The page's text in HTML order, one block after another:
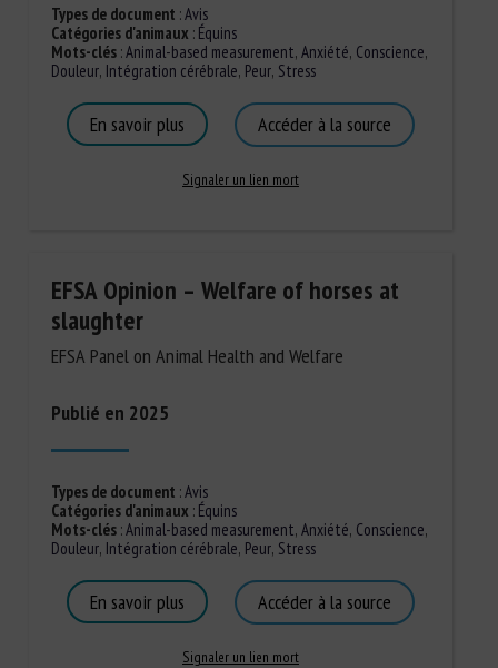
Types de document :Avis
Catégories d'animaux : Équins
Mots-clés:Animal-based measurement, Anxiété, Conscience,
Douleur, Intégration cérébrale, Peur, Stress
En savoir plus Accéder à la source
Signaler un lien mort
EFSA Opinion – Welfare of horses at
slaughter
EFSA Panel on Animal Health and Welfare
Publié en 2025
Types de document :Avis
Catégories d'animaux : Équins
Mots-clés:Animal-based measurement, Anxiété, Conscience,
Douleur, Intégration cérébrale, Peur, Stress
En savoir plus Accéder à la source
Signaler un lien mort